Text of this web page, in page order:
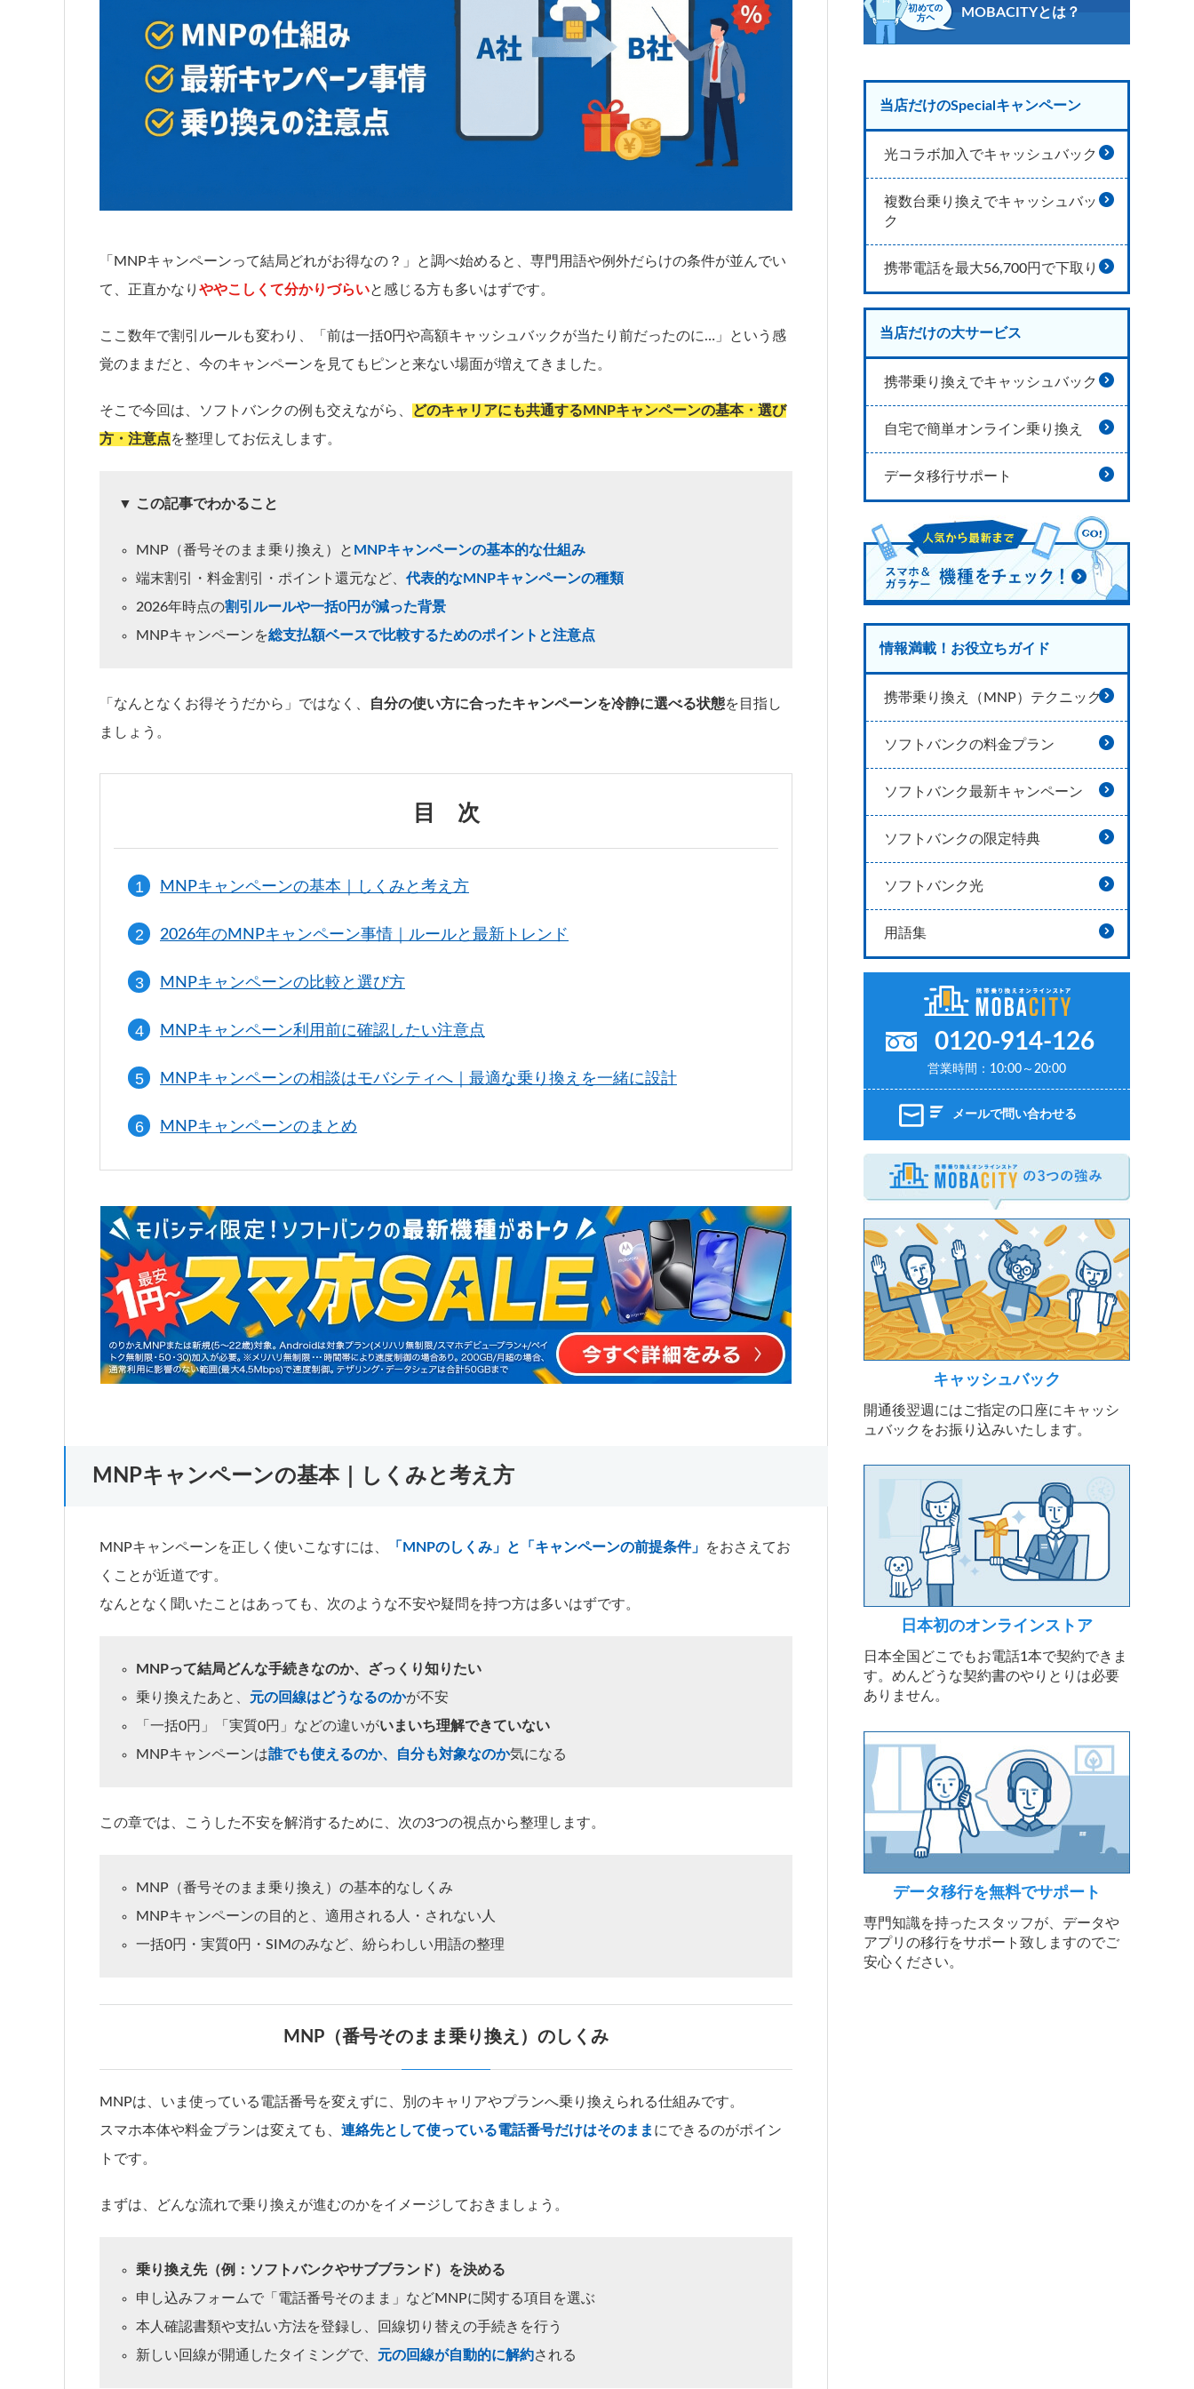
「MNPキャンペーンって結局どれがお得なの？」と調べ始めると、専門用語や例外だらけの条件が並んでい
て、正直かなり ややこしくて分かりづらいと感じる方も多いはずです。
ここ数年で割引ルールも変わり、「前は一括0円や高額キャッシュバックが当たり前だったのに…」という感
覚のままだと、今のキャンペーンを見てもピンと来ない場面が増えてきました。
そこで今回は、ソフトバンクの例も交えながら、
どのキャリアにも共通するMNPキャンペーンの基本・選び
方・注意点を整理してお伝えします。
▼ この記事でわかること
MNP（番号そのまま乗り換え）と MNPキャンペーンの基本的な仕組み
端末割引・料金割引・ポイント還元など、 代表的なMNPキャンペーンの種類
2026年時点の割引ルールや一括0円が減った背景
MNPキャンペーンを総支払額ベースで比較するためのポイントと注意点
「なんとなくお得そうだから」ではなく、 自分の使い方に合ったキャンペーンを冷静に選べる状態を目指し
ましょう。
目 次
MNPキャンペーンの基本｜しくみと考え方
2026年のMNPキャンペーン事情｜ルールと最新トレンド
MNPキャンペーンの比較と選び方
MNPキャンペーン利用前に確認したい注意点
MNPキャンペーンの相談はモバシティへ｜最適な乗り換えを一緒に設計
MNPキャンペーンのまとめ
MNPキャンペーンの基本｜しくみと考え方
MNPキャンペーンを正しく使いこなすには、 「MNPのしくみ」と「キャンペーンの前提条件」
をおさえてお
くことが近道です。
なんとなく聞いたことはあっても、次のような不安や疑問を持つ方は多いはずです。
MNPって結局どんな手続きなのか、ざっくり知りたい
乗り換えたあと、 元の回線はどうなるのかが不安
「一括0円」「実質0円」などの違いがいまいち理解できていない
MNPキャンペーンは誰でも使えるのか、自分も対象なのか気になる
この章では、こうした不安を解消するために、次の3つの視点から整理します。
MNP（番号そのまま乗り換え）の基本的なしくみ
MNPキャンペーンの目的と、適用される人・されない人
一括0円・実質0円・SIMのみなど、紛らわしい用語の整理
MNP（番号そのまま乗り換え）のしくみ
MNPは、いま使っている電話番号を変えずに、別のキャリアやプランへ乗り換えられる仕組みです。
スマホ本体や料金プランは変えても、 連絡先として使っている電話番号だけはそのまま にできるのがポイン
トです。
まずは、どんな流れで乗り換えが進むのかをイメージしておきましょう。
乗り換え先（例：ソフトバンクやサブブランド）を決める
申し込みフォームで「電話番号そのまま」などMNPに関する項目を選ぶ
本人確認書類や支払い方法を登録し、回線切り替えの手続きを行う
新しい回線が開通したタイミングで、 元の回線が自動的に解約される
MOBACITYとは？
当店だけのSpecialキャンペーン
光コラボ加入でキャッシュバック
複数台乗り換えでキャッシュバッ
ク
携帯電話を最大56,700円で下取り
当店だけの大サービス
携帯乗り換えでキャッシュバック
自宅で簡単オンライン乗り換え
データ移行サポート
情報満載！お役立ちガイド
携帯乗り換え（MNP）テクニック
ソフトバンクの料金プラン
ソフトバンク最新キャンペーン
ソフトバンクの限定特典
ソフトバンク光
用語集
0120-914-126
営業時間：10:00～20:00
メールで問い合わせる
キャッシュバック
開通後翌週にはご指定の口座にキャッシ
ュバックをお振り込みいたします。
日本初のオンラインストア
日本全国どこでもお電話1本で契約できま
す。めんどうな契約書のやりとりは必要
ありません。
データ移行を無料でサポート
専門知識を持ったスタッフが、データや
アプリの移行をサポート致しますのでご
安心ください。